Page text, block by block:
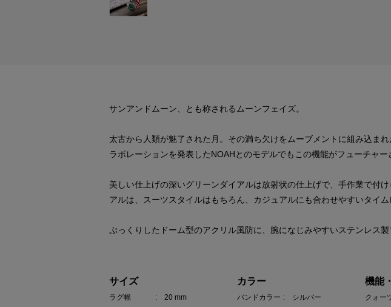
サンアンドムーン、とも称されるムーンフェイズ。
太古から人類が魅了された月。その満ち欠けをムーブメントに組み込ま
ラボレーションを発表したNOAHとのモデルでもこの機能がフューチャー
美しい仕上げの深いグリーンダイアルは放射状の仕上げで、手作業で付
アルは、スーツスタイルはもちろん、カジュアルにも合わせやすいタイム
ぷっくりしたドーム型のアクリル風防に、腕になじみやすいステンレス
サイズ
ラグ幅
: 20 mm
カラー
バンドカラー : シルバー
機能
クォー